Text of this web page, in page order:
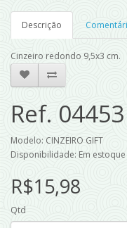
Descrição
Cinzeiro redondo 9,5x3 cm.
Ref.
Modelo: CINZEIRO GIFT
Disponibilidade: Em estoque
R$15,98
Qtd